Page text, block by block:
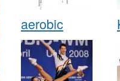
aerobic